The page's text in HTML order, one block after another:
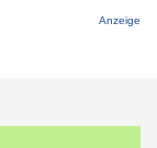
Anzeige